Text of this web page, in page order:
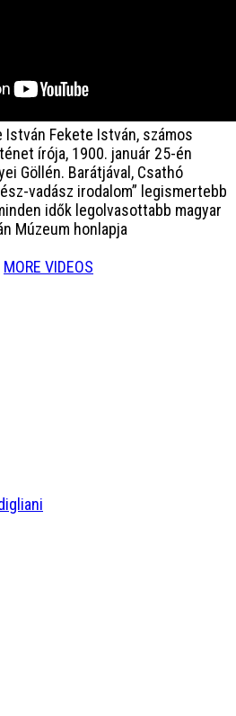
István Fekete István, számos
írója, 1900. január 25-én
Göllén. Barátjával, Csathó
vadász irodalom” legismertebb
idők legolvasottabb magyar
Múzeum honlapja
MORE VIDEOS